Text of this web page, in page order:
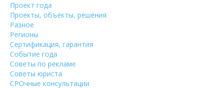
Проект года
Проекты, объекты, решения
Разное
Регионы
Сертификация, гарантия
Событие года
Советы по рекламе
Советы юриста
СРОчные консультации